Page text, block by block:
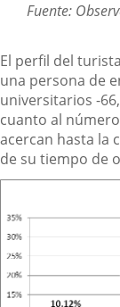
Fuente:
El perfil del
una persona de
universitarios -
cuanto al
acercan hasta la
de su tiempo de